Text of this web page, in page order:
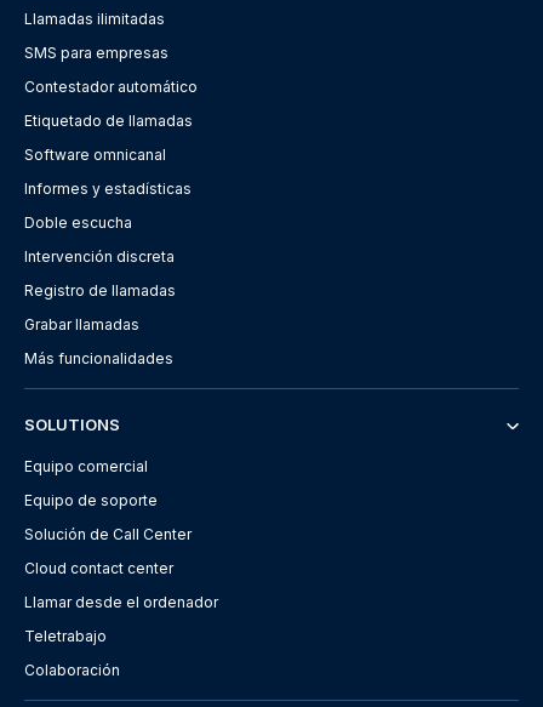
Llamadas ilimitadas
SMS para empresas
Contestador automático
Etiquetado de llamadas
Software omnicanal
Informes y estadísticas
Doble escucha
Intervención discreta
Registro de llamadas
Grabar llamadas
Más funcionalidades
SOLUTIONS
Equipo comercial
Equipo de soporte
Solución de Call Center
Cloud contact center
Llamar desde el ordenador
Teletrabajo
Colaboración